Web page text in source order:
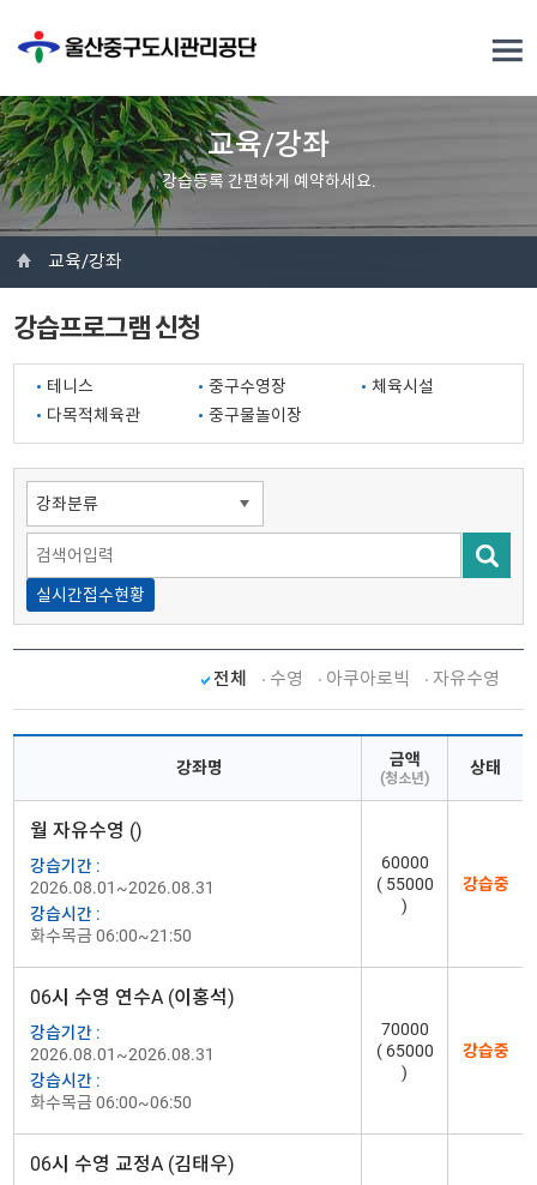
교육/강좌
강습등록 간편하게 예약하세요.
교육/강좌
강습프로그램 신청
테니스 중구수영장
체육시설
다목적체육관
중구물놀이장
실시간접수현황
전체 수영 아쿠아로빅 자유수영
강좌명 금액
(청소년)
상태
월 자유수영 ()
강습기간 :
2026.08.01~2026.08.31
강습시간 :
화수목금 06:00~21:50
60000
( 55000
)
강습중
06시 수영 연수A (이홍석)
강습기간 :
2026.08.01~2026.08.31
강습시간 :
화수목금 06:00~06:50
70000
( 65000
)
강습중
06시 수영 교정A (김태우)